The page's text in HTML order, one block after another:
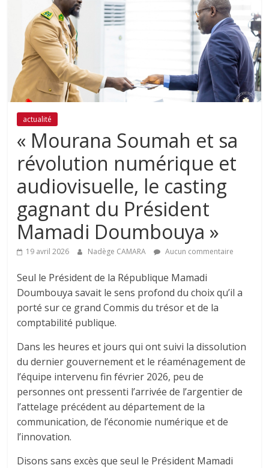
actualité
« Mourana Soumah et sa
révolution numérique et
audiovisuelle, le casting
gagnant du Président
Mamadi Doumbouya »
19 avril 2026 Nadège CAMARA Aucun commentaire
Seul le Président de la République Mamadi
Doumbouya savait le sens profond du choix qu’il a
porté sur ce grand Commis du trésor et de la
comptabilité publique.
Dans les heures et jours qui ont suivi la dissolution
du dernier gouvernement et le réaménagement de
l’équipe intervenu fin février 2026, peu de
personnes ont pressenti l’arrivée de l’argentier de
l’attelage précédent au département de la
communication, de l’économie numérique et de
l’innovation.
Disons sans excès que seul le Président Mamadi